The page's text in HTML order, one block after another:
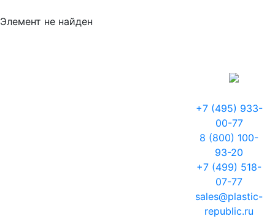
Элемент не найден
+7 (495) 933-
00-77
8 (800) 100-
93-20
+7 (499) 518-
07-77
sales@plastic-
republic.ru